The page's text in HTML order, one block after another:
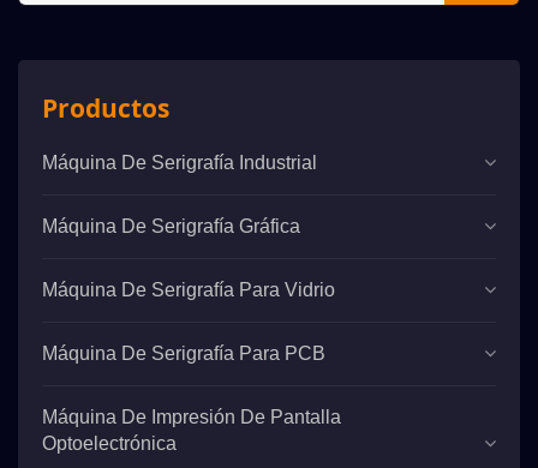
Productos
Máquina De Serigrafía Industrial
Máquina De Serigrafía Gráfica
Máquina De Serigrafía Para Vidrio
Máquina De Serigrafía Para PCB
Máquina De Impresión De Pantalla
Optoelectrónica